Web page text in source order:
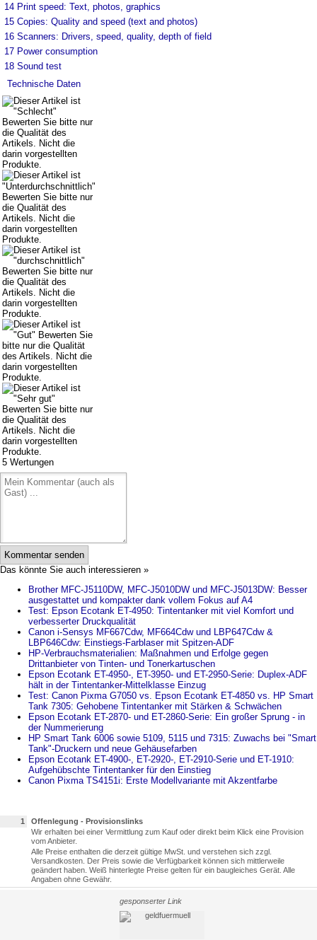
14 Print speed: Text, photos, graphics
15 Copies: Quality and speed (text and photos)
16 Scanners: Drivers, speed, quality, depth of field
17 Power consumption
18 Sound test
Technische Daten
5 Wertungen
Kommentar senden
Das könnte Sie auch interessieren »
Brother MFC-J5110DW, MFC-J5010DW und MFC-J5013DW: Besser
ausgestattet und kompakter dank vollem Fokus auf A4
Test: Epson Ecotank ET-4950: Tintentanker mit viel Komfort und
verbesserter Druckqualität
Canon i-Sensys MF667Cdw, MF664Cdw und LBP647Cdw &
LBP646Cdw: Einstiegs-Farblaser mit Spitzen-ADF
HP-Verbrauchsmaterialien: Maßnahmen und Erfolge gegen
Drittanbieter von Tinten- und Tonerkartuschen
Epson Ecotank ET-4950-, ET-3950- und ET-2950-Serie: Duplex-ADF
hält in der Tintentanker-Mittelklasse Einzug
Test: Canon Pixma G7050 vs. Epson Ecotank ET-4850 vs. HP Smart
Tank 7305: Gehobene Tintentanker mit Stärken & Schwächen
Epson Ecotank ET-2870- und ET-2860-Serie: Ein großer Sprung - in
der Nummerierung
HP Smart Tank 6006 sowie 5109, 5115 und 7315: Zuwachs bei "Smart
Tank"-Druckern und neue Gehäusefarben
Epson Ecotank ET-4900-, ET-2920-, ET-2910-Serie und ET-1910:
Aufgehübschte Tintentanker für den Einstieg
Canon Pixma TS4151i: Erste Modellvariante mit Akzentfarbe
1
Offenlegung - Provisionslinks
Wir erhalten bei einer Vermittlung zum Kauf oder direkt beim Klick eine Provision
vom Anbieter.
Alle Preise enthalten die derzeit gültige MwSt. und verstehen sich zzgl.
Versandkosten. Der Preis sowie die Verfügbarkeit können sich mittlerweile
geändert haben. Weiß hinterlegte Preise gelten für ein baugleiches Gerät. Alle
Angaben ohne Gewähr.
gesponserter Link